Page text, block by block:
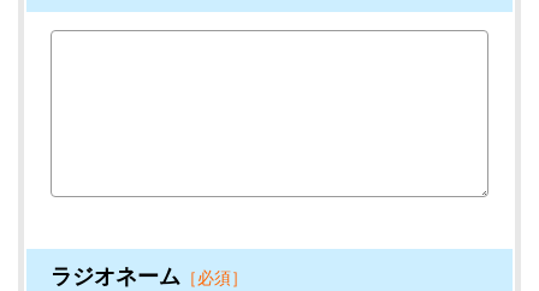
ラジオネーム ［必須］